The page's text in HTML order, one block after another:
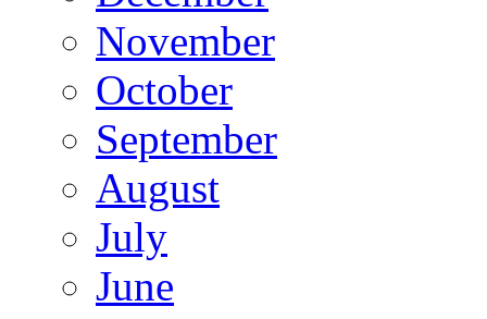
November
October
September
August
July
June